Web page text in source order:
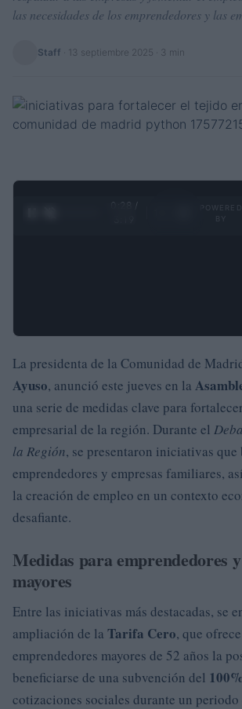
las necesidades de los emprendedores y las
Staff 13 septiembre 2025 · 3 min
0:28 /
La presidenta de la Comunidad de
Ayuso, anunció este jueves en la
una serie de medidas clave para
empresarial de la región. Durante el
la Región, se presentaron iniciativas que
emprendedores y empresas familiares,
la creación de empleo en un contexto
desafiante.
Medidas para emprendedores
mayores
Entre las iniciativas más destacadas, se
ampliación de la Tarifa Cero, que
emprendedores mayores de 52 años la
beneficiarse de una subvención del 100%
cotizaciones sociales durante un periodo